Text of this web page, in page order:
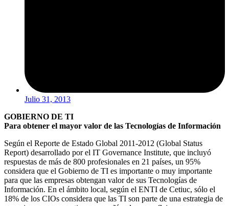
Julio 31, 2013
GOBIERNO DE TI
Para obtener el mayor valor de las Tecnologías de Información
Según el Reporte de Estado Global 2011-2012 (Global Status
Report) desarrollado por el IT Governance Institute, que incluyó
respuestas de más de 800 profesionales en 21 países, un 95%
considera que el Gobierno de TI es importante o muy importante
para que las empresas obtengan valor de sus Tecnologías de
Información. En el ámbito local, según el ENTI de Cetiuc, sólo el
18% de los CIOs considera que las TI son parte de una estrategia de